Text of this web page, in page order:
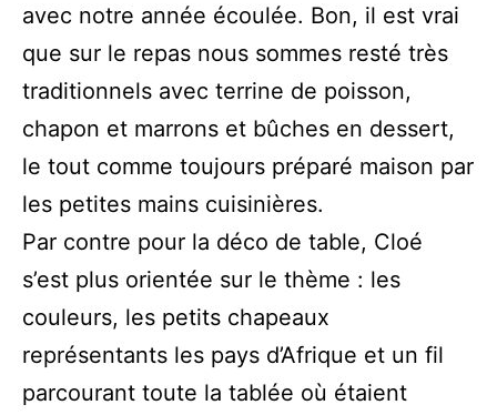
avec notre année écoulée. Bon, il est vrai
que sur le repas nous sommes resté très
traditionnels avec terrine de poisson,
chapon et marrons et bûches en dessert,
le tout comme toujours préparé maison par
les petites mains cuisinières.
Par contre pour la déco de table, Cloé
s’est plus orientée sur le thème : les
couleurs, les petits chapeaux
représentants les pays d’Afrique et un fil
parcourant toute la tablée où étaient